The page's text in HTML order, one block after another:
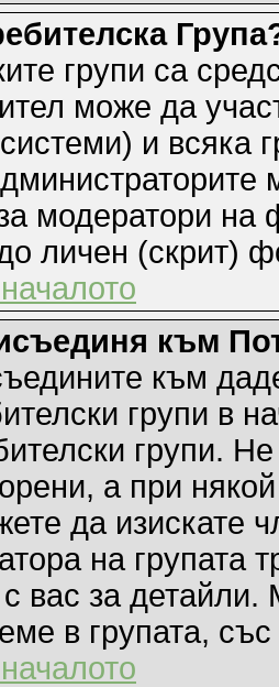
групи са
може да
и всяка
модератори
личен (скрит)
към
към
групи в
групи.
а при
да изискате
на групата
вас за
в групата,